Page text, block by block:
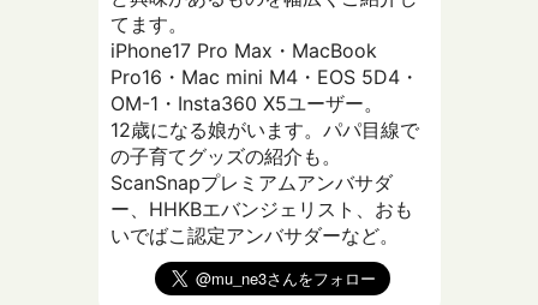
てます。
iPhone17 Pro Max・MacBook
Pro16・Mac mini M4・EOS 5D4・
OM-1・Insta360 X5ユーザー。
12歳になる娘がいます。パパ目線で
の子育てグッズの紹介も。
ScanSnapプレミアムアンバサダ
ー、HHKBエバンジェリスト、おも
いでばこ認定アンバサダーなど。